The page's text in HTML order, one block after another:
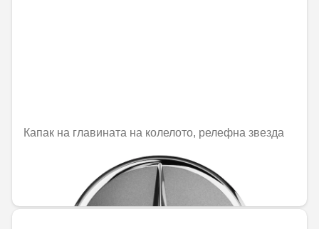
Капак на главината на колелото, релефна звезда
31,51 € / 61,63 лв.